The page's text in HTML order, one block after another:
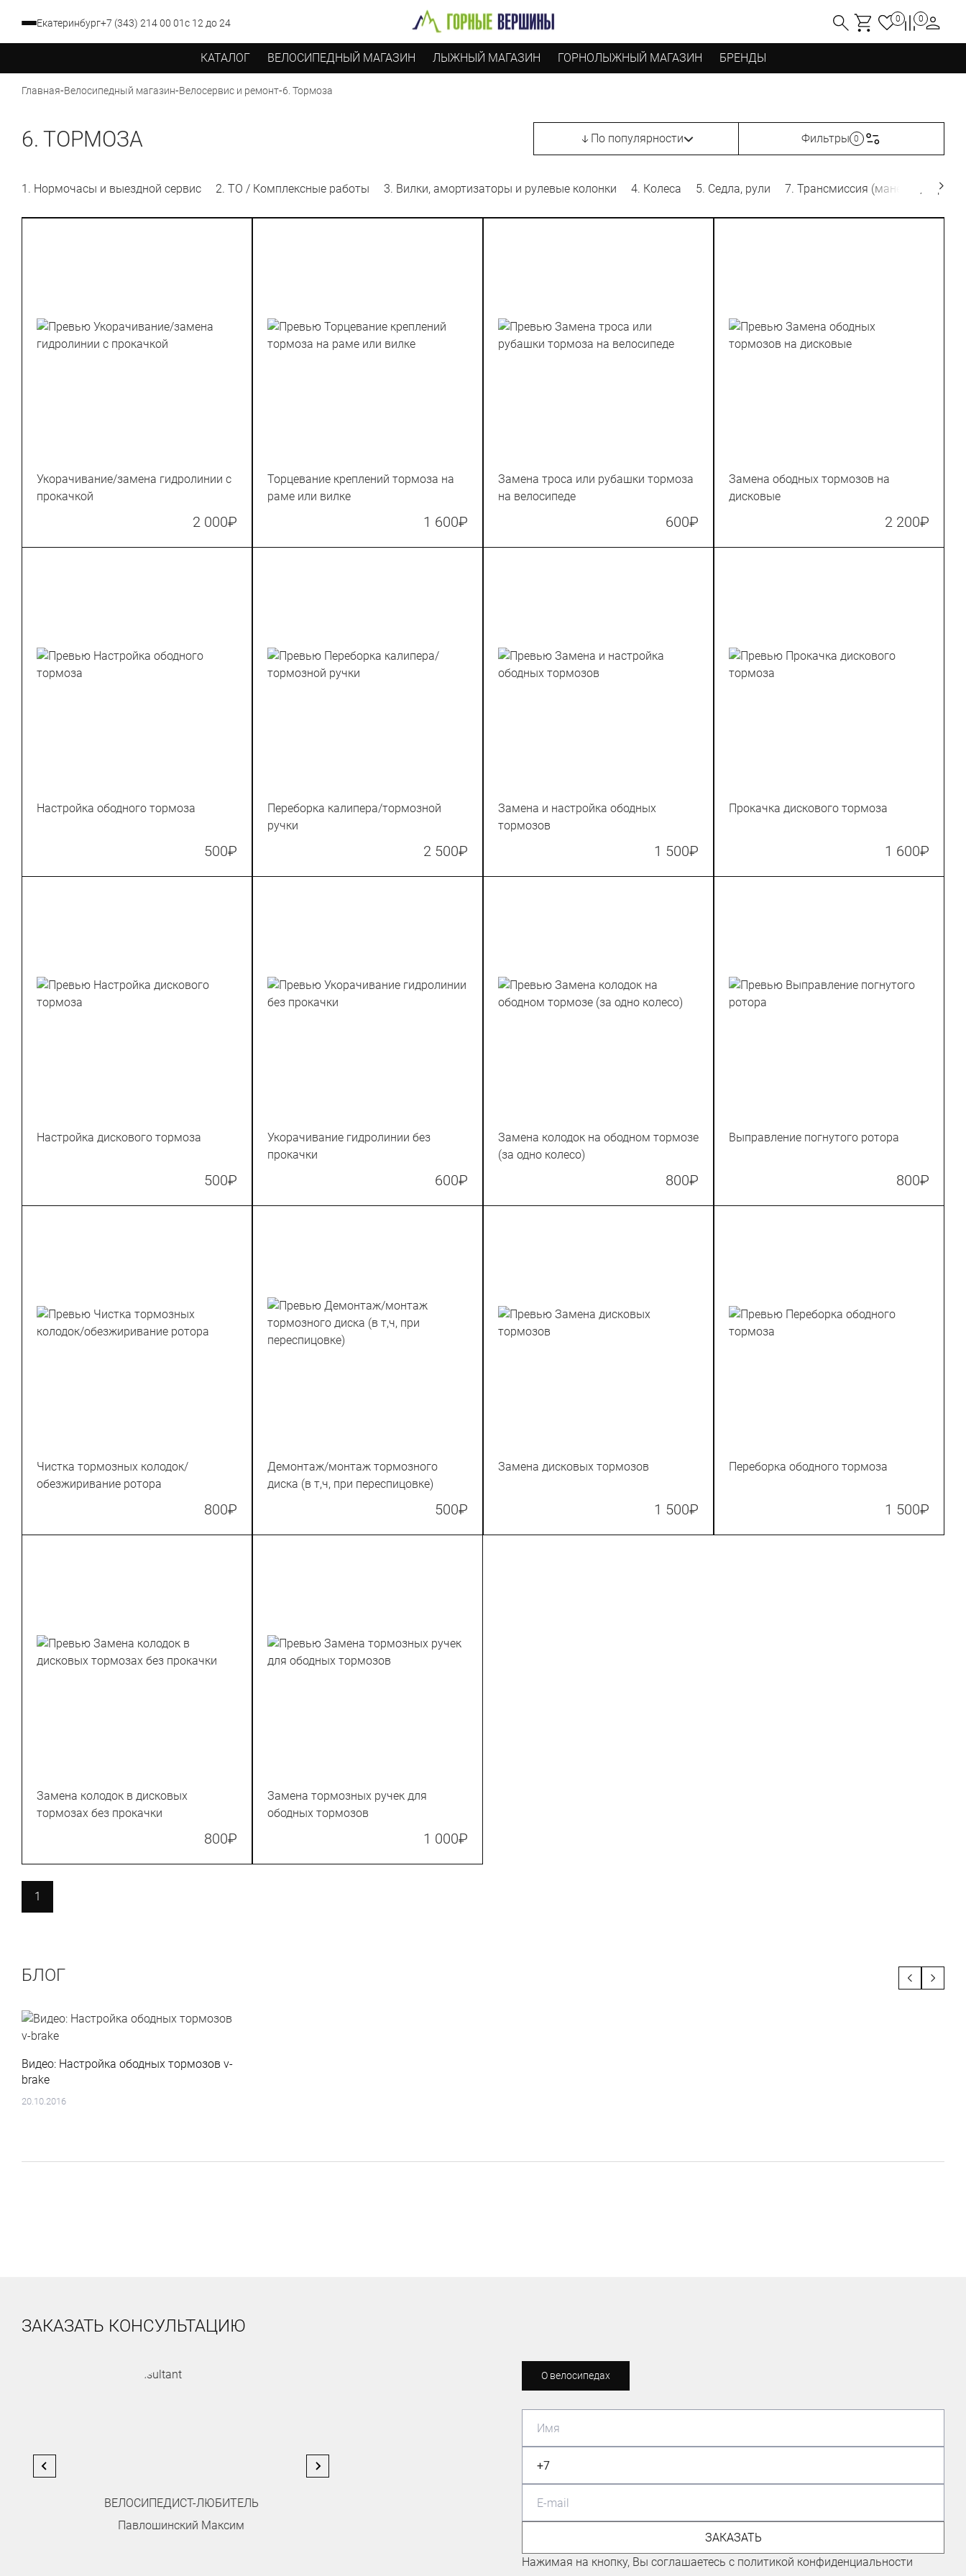
Екатеринбург+7 (343) 214 00 01с 12 до 24 0 0
КАТАЛОГ ВЕЛОСИПЕДНЫЙ МАГАЗИН ЛЫЖНЫЙ МАГАЗИН ГОРНОЛЫЖНЫЙ МАГАЗИН БРЕНДЫ
Главная-Велосипедный магазин-Велосервис и ремонт-6. Тормоза
6. ТОРМОЗА По популярности Фильтры 0
1. Нормочасы и выездной сервис 2. ТО / Комплексные работы 3. Вилки, амортизаторы и рулевые колонки 4. Колеса 5. Седла, рули 7. Трансмиссия (манетки,
Укорачивание/замена гидролинии с
прокачкой
2 000₽
Торцевание креплений тормоза на
раме или вилке
1 600₽
Замена троса или рубашки тормоза
на велосипеде
600₽
Замена ободных тормозов на
дисковые
2 200₽
Настройка ободного тормоза
500₽
Переборка калипера/тормозной
ручки
2 500₽
Замена и настройка ободных
тормозов
1 500₽
Прокачка дискового тормоза
1 600₽
Настройка дискового тормоза
500₽
Укорачивание гидролинии без
прокачки
600₽
Замена колодок на ободном тормозе
(за одно колесо)
800₽
Выправление погнутого ротора
800₽
Чистка тормозных колодок/
обезжиривание ротора
800₽
Демонтаж/монтаж тормозного
диска (в т,ч, при переспицовке)
500₽
Замена дисковых тормозов
1 500₽
Переборка ободного тормоза
1 500₽
Замена колодок в дисковых
тормозах без прокачки
800₽
Замена тормозных ручек для
ободных тормозов
1 000₽
1
БЛОГ
Видео: Настройка ободных тормозов v-
brake
20.10.2016
ЗАКАЗАТЬ КОНСУЛЬТАЦИЮ
О велосипедах
ВЕЛОСИПЕДИСТ-ЛЮБИТЕЛЬ
Павлошинский Максим
МАСТЕР СПОРТА ПО
МАУНТИНБАЙКУ
ГОНЩИК КОМАНДЫ "ГОРНЫЕ
Иванов Иван
ЗАКАЗАТЬ
Нажимая на кнопку, Вы соглашаетесь с политикой конфиденциальности